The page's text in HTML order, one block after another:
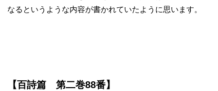
なるというような内容が書かれていたように思います。
【百詩篇 第二巻88番】